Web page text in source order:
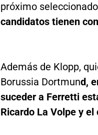
próximo
candidatos tienen
Además de Klopp,
Borussia Dortmund,
suceder a Ferretti
Ricardo La Volpe y